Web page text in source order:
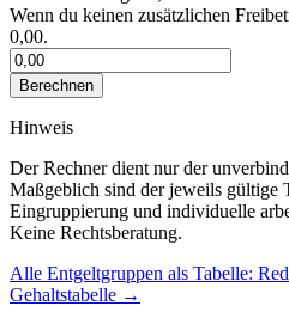
Wenn du keinen zusätzlichen
0,00.
Berechnen
Hinweis
Der Rechner dient nur der
Maßgeblich sind der jeweils gültige
Eingruppierung und individuelle
Keine Rechtsberatung.
Alle Entgeltgruppen als Tabelle:
Gehaltstabelle →